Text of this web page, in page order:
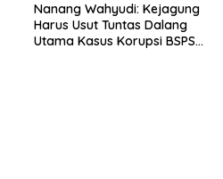
Nanang Wahyudi: Kejagung
Harus Usut Tuntas Dalang
Utama Kasus Korupsi BSPS